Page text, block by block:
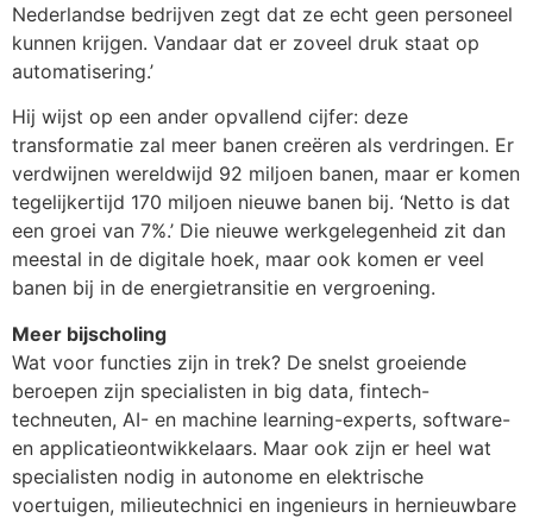
Nederlandse bedrijven zegt dat ze echt geen personeel
kunnen krijgen. Vandaar dat er zoveel druk staat op
automatisering.’
Hij wijst op een ander opvallend cijfer: deze
transformatie zal meer banen creëren als verdringen. Er
verdwijnen wereldwijd 92 miljoen banen, maar er komen
tegelijkertijd 170 miljoen nieuwe banen bij. ‘Netto is dat
een groei van 7%.’ Die nieuwe werkgelegenheid zit dan
meestal in de digitale hoek, maar ook komen er veel
banen bij in de energietransitie en vergroening.
Meer bijscholing
Wat voor functies zijn in trek? De snelst groeiende
beroepen zijn specialisten in big data, fintech-
techneuten, AI- en machine learning-experts, software-
en applicatieontwikkelaars. Maar ook zijn er heel wat
specialisten nodig in autonome en elektrische
voertuigen, milieutechnici en ingenieurs in hernieuwbare